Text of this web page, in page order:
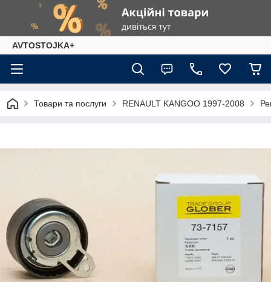
AVTOSTOJKA+
Товари та послуги RENAULT KANGOO 1997-2008